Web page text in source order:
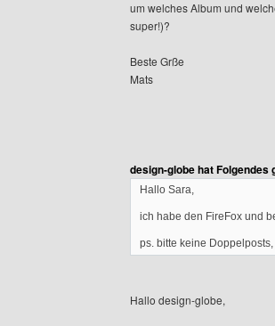
um welches Album und
super!)?
Beste Grße
Mats
design-globe hat Folgendes
Hallo Sara,
ich habe den FireFox und
ps. bitte keine
Hallo design-globe,